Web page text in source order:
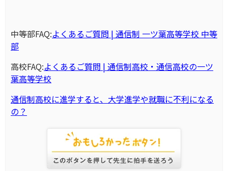
中等部FAQ:よくあるご質問 | 通信制 一ツ葉高等学校 中等
部
高校FAQ:よくあるご質問 | 通信制高校・通信高校の一ツ
葉高等学校
通信制高校に進学すると、大学進学や就職に不利になる
の？